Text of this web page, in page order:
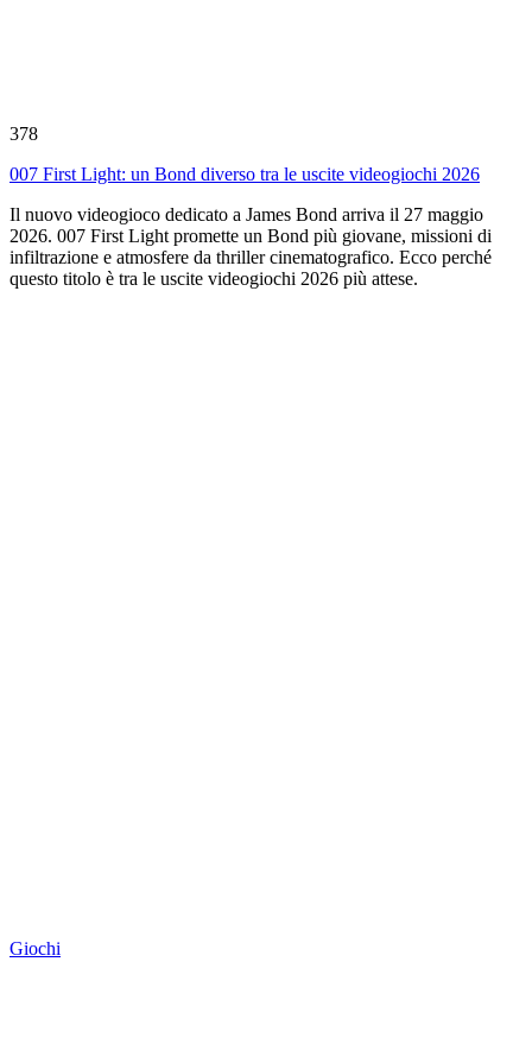
378
007 First Light: un Bond diverso tra le uscite videogiochi 2026
Il nuovo videogioco dedicato a James Bond arriva il 27 maggio
2026. 007 First Light promette un Bond più giovane, missioni di
infiltrazione e atmosfere da thriller cinematografico. Ecco perché
questo titolo è tra le uscite videogiochi 2026 più attese.
Giochi